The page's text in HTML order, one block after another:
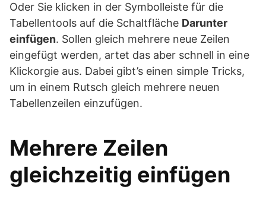
Oder Sie klicken in der Symbolleiste für die
Tabellentools auf die Schaltfläche Darunter
einfügen. Sollen gleich mehrere neue Zeilen
eingefügt werden, artet das aber schnell in eine
Klickorgie aus. Dabei gibt’s einen simple Tricks,
um in einem Rutsch gleich mehrere neuen
Tabellenzeilen einzufügen.
Mehrere Zeilen
gleichzeitig einfügen